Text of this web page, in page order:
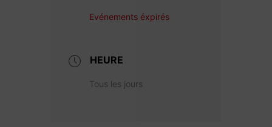
Evénements éxpirés
HEURE
Tous les jours